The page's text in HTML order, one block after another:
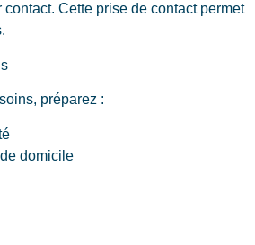
Cette prise de contact permet
préparez :
domicile